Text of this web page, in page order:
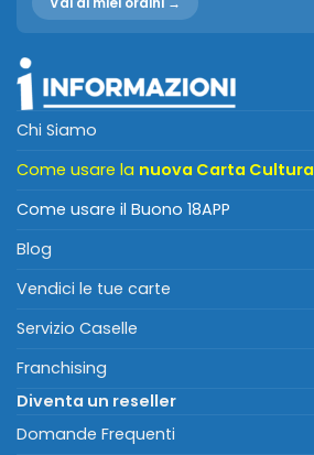
Chi Siamo
Come usare la nuova Carta Cultura
Come usare il Buono 18APP
Blog
Vendici le tue carte
Servizio Caselle
Franchising
Diventa un reseller
Domande Frequenti